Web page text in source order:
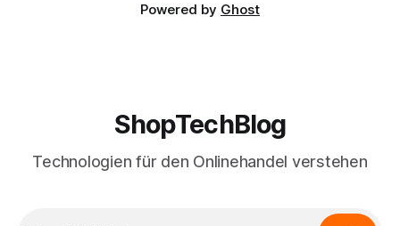
Powered by Ghost
ShopTechBlog
Technologien für den Onlinehandel verstehen